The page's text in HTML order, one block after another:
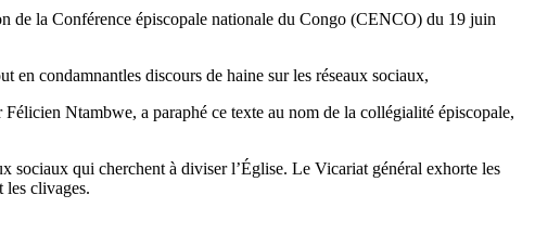
de la Conférence épiscopale nationale du Congo (CENCO) du 19 juin
en condamnantles discours de haine sur les réseaux sociaux,
Ntambwe, a paraphé ce texte au nom de la collégialité épiscopale,
sociaux qui cherchent à diviser l’Église. Le Vicariat général exhorte les
les clivages.